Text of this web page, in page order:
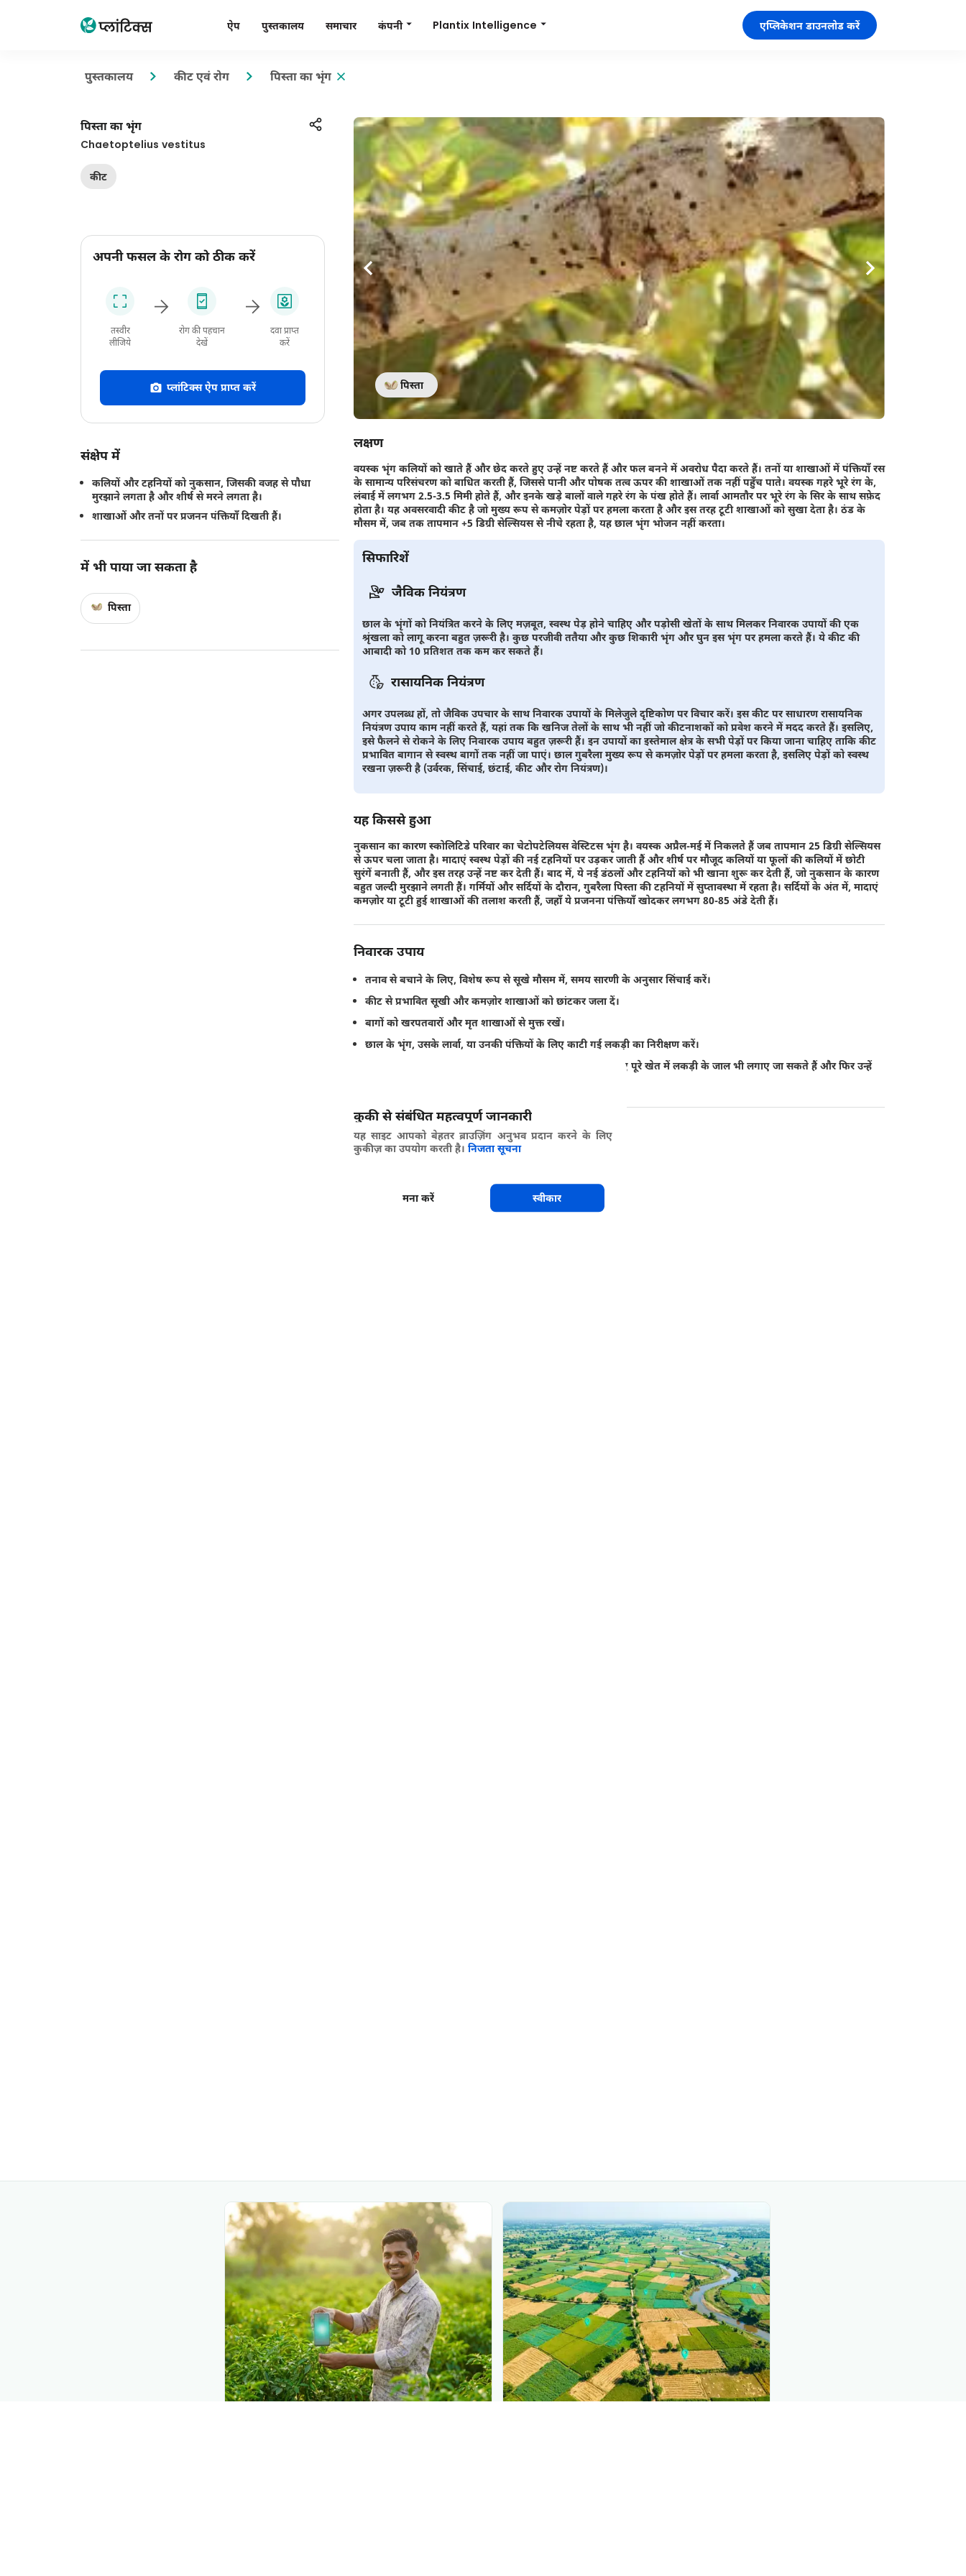
ऐप पुस्तकालय समाचार कंपनी Plantix Intelligence एप्लिकेशन डाउनलोड करें
पुस्तकालय कीट एवं रोग पिस्ता का भृंग
पिस्ता का भृंग
Chaetoptelius vestitus
कीट
अपनी फसल के रोग को ठीक करें
तस्वीर
लीजिये
रोग की पहचान
देखें
दवा प्राप्त
करें
प्लांटिक्स ऐप प्राप्त करें
संक्षेप में
कलियों और टहनियों को नुकसान, जिसकी वजह से पौधा
मुरझाने लगता है और शीर्ष से मरने लगता है।
शाखाओं और तनों पर प्रजनन पंक्तियाँ दिखती हैं।
में भी पाया जा सकता है
पिस्ता
पिस्ता
लक्षण
वयस्क भृंग कलियों को खाते हैं और छेद करते हुए उन्हें नष्ट करते हैं और फल बनने में अवरोध पैदा करते हैं। तनों या शाखाओं में पंक्तियाँ रस
के सामान्य परिसंचरण को बाधित करती हैं, जिससे पानी और पोषक तत्व ऊपर की शाखाओं तक नहीं पहुँच पाते। वयस्क गहरे भूरे रंग के,
लंबाई में लगभग 2.5-3.5 मिमी होते हैं, और इनके खड़े बालों वाले गहरे रंग के पंख होते हैं। लार्वा आमतौर पर भूरे रंग के सिर के साथ सफ़ेद
होता है। यह अवसरवादी कीट है जो मुख्य रूप से कमज़ोर पेड़ों पर हमला करता है और इस तरह टूटी शाखाओं को सुखा देता है। ठंड के
मौसम में, जब तक तापमान +5 डिग्री सेल्सियस से नीचे रहता है, यह छाल भृंग भोजन नहीं करता।
सिफारिशें
जैविक नियंत्रण
छाल के भृंगों को नियंत्रित करने के लिए मज़बूत, स्वस्थ पेड़ होने चाहिए और पड़ोसी खेतों के साथ मिलकर निवारक उपायों की एक
श्रृंखला को लागू करना बहुत ज़रूरी है। कुछ परजीवी ततैया और कुछ शिकारी भृंग और घुन इस भृंग पर हमला करते हैं। ये कीट की
आबादी को 10 प्रतिशत तक कम कर सकते हैं।
रासायनिक नियंत्रण
अगर उपलब्ध हों, तो जैविक उपचार के साथ निवारक उपायों के मिलेजुले दृष्टिकोण पर विचार करें। इस कीट पर साधारण रासायनिक
नियंत्रण उपाय काम नहीं करते हैं, यहां तक कि खनिज तेलों के साथ भी नहीं जो कीटनाशकों को प्रवेश करने में मदद करते हैं। इसलिए,
इसे फैलने से रोकने के लिए निवारक उपाय बहुत ज़रूरी हैं। इन उपायों का इस्तेमाल क्षेत्र के सभी पेड़ों पर किया जाना चाहिए ताकि कीट
प्रभावित बागान से स्वस्थ बागों तक नहीं जा पाएं। छाल गुबरैला मुख्य रूप से कमज़ोर पेड़ों पर हमला करता है, इसलिए पेड़ों को स्वस्थ
रखना ज़रूरी है (उर्वरक, सिंचाई, छंटाई, कीट और रोग नियंत्रण)।
यह किससे हुआ
नुकसान का कारण स्कोलिटिडे परिवार का चेटोपटेलियस वेस्टिटस भृंग है। वयस्क अप्रैल-मई में निकलते हैं जब तापमान 25 डिग्री सेल्सियस
से ऊपर चला जाता है। मादाएं स्वस्थ पेड़ों की नई टहनियों पर उड़कर जाती हैं और शीर्ष पर मौजूद कलियों या फूलों की कलियों में छोटी
सुरंगें बनाती हैं, और इस तरह उन्हें नष्ट कर देती हैं। बाद में, ये नई डंठलों और टहनियों को भी खाना शुरू कर देती हैं, जो नुकसान के कारण
बहुत जल्दी मुरझाने लगती हैं। गर्मियों और सर्दियों के दौरान, गुबरैला पिस्ता की टहनियों में सुप्तावस्था में रहता है। सर्दियों के अंत में, मादाएं
कमज़ोर या टूटी हुई शाखाओं की तलाश करती हैं, जहाँ ये प्रजनना पंक्तियाँ खोदकर लगभग 80-85 अंडे देती हैं।
निवारक उपाय
तनाव से बचाने के लिए, विशेष रूप से सूखे मौसम में, समय सारणी के अनुसार सिंचाई करें।
कीट से प्रभावित सूखी और कमज़ोर शाखाओं को छांटकर जला दें।
बागों को खरपतवारों और मृत शाखाओं से मुक्त रखें।
छाल के भृंग, उसके लार्वा, या उनकी पंक्तियों के लिए काटी गई लकड़ी का निरीक्षण करें।
वयस्कों को कमज़ोर, सूखी शाखाओं की ओर आकर्षित करने के लिए पूरे खेत में लकड़ी के जाल भी लगाए जा सकते हैं और फिर उन्हें
साझा करें
कुकी से संबंधित महत्वपूर्ण जानकारी
यह साइट आपको बेहतर ब्राउज़िंग अनुभव प्रदान करने के लिए
कुकीज़ का उपयोग करती है। निजता सूचना
मना करें स्वीकार